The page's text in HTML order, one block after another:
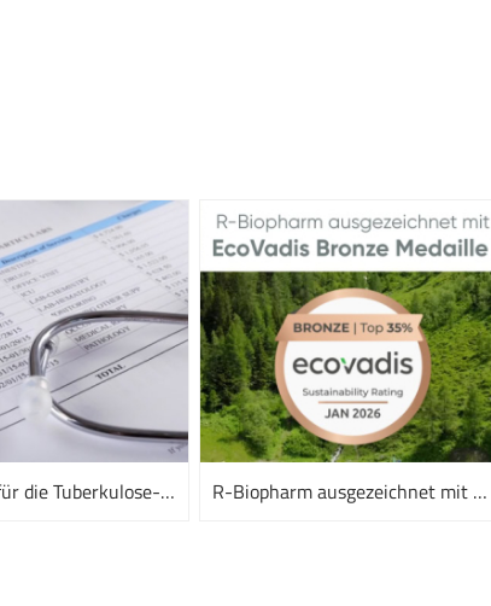
Meilenstein für die Tuberkulose-Diagnostik R-Biopharm ausgezeichnet mit EcoVadis Bronze Medaille